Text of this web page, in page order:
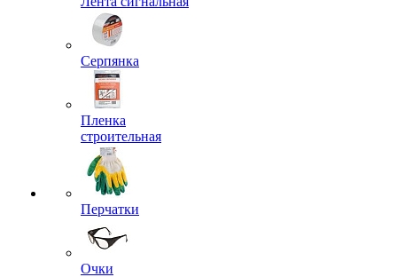
Серпянка
Пленка
строительная
Перчатки
Очки